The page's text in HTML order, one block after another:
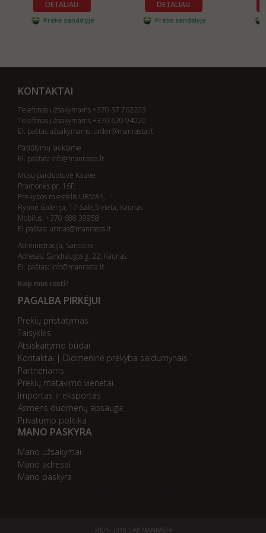
DETALIAU
Prekė sandėlyje
DETALIAU
Prekė sandėlyje
KONTAKTAI
Telefonas užsakymams +370 37 762203
Telefonas užsakymams +370 620 94020
El. paštas užsakymams: order@manrasta.lt
Pasiūlymų laukiame
El. paštas: info@manrasta.lt
Mūsų parduotuvė Kaune
Pramonės pr. 16F,
Prekybos miestelis URMAS,
Rytinė Galerija, 17-Salė,5 vieta, Kaunas
Mobilus: +370 688 39958
El.paštas: urmas@manrasta.lt
Administracija, Sandėlis
Adresas: Sandraugos g. 22, Kaunas
El. paštas: info@manrasta.lt
Kaip mus rasti?
PAGALBA PIRKĖJUI
Prekių pristatymas
Taisyklės
Atsiskaitymo būdai
Kontaktai | Didmeninė prekyba saldumynais
Partneriams
Prekių matavimo vienetai
Importas ir eksportas
Asmens duomenų apsauga
Privatumo politika
MANO PASKYRA
Mano užsakymai
Mano adresai
Mano paskyra
2001- 2018 UAB MANRASTA